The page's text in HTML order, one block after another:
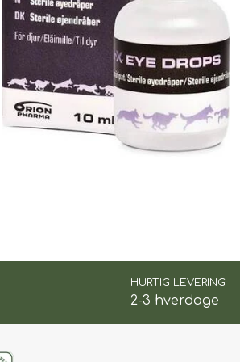
TIL BILEN
FODER & FODER
PRÆMIER & GAVER
HURTIG LEVERING
2-3 hverdage